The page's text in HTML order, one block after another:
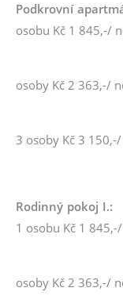
osobu Kč 1 845,-/
osoby Kč 2 363,-/
3 osoby Kč 3
Rodinný pokoj I.:
1 osobu Kč 1
osoby Kč 2 363,-/